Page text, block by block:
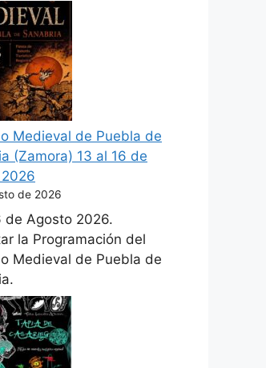
Medieval de Puebla de
(Zamora) 13 al 16 de
de 2026
de Agosto 2026.
la Programación del
Medieval de Puebla de